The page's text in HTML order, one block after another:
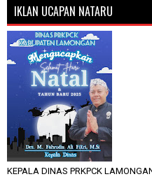
IKLAN UCAPAN NATARU
KEPALA DINAS PRKPCK